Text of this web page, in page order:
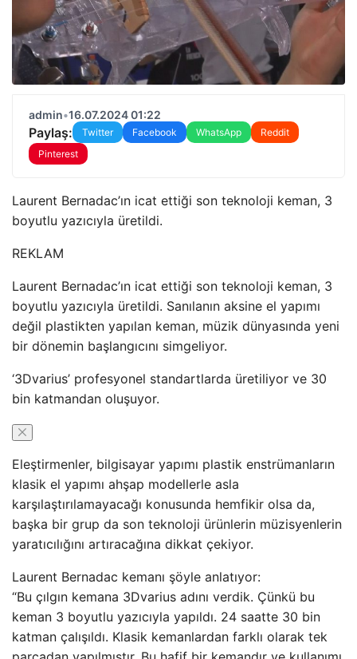
admin•16.07.2024 01:22
Paylaş: Twitter Facebook WhatsApp
Reddit
Pinterest
Laurent Bernadac’ın icat ettiği son teknoloji keman, 3
boyutlu yazıcıyla üretildi.
REKLAM
Laurent Bernadac’ın icat ettiği son teknoloji keman, 3
boyutlu yazıcıyla üretildi. Sanılanın aksine el yapımı
değil plastikten yapılan keman, müzik dünyasında yeni
bir dönemin başlangıcını simgeliyor.
‘3Dvarius’ profesyonel standartlarda üretiliyor ve 30
bin katmandan oluşuyor.
Eleştirmenler, bilgisayar yapımı plastik enstrümanların
klasik el yapımı ahşap modellerle asla
karşılaştırılamayacağı konusunda hemfikir olsa da,
başka bir grup da son teknoloji ürünlerin müzisyenlerin
yaratıcılığını artıracağına dikkat çekiyor.
Laurent Bernadac kemanı şöyle anlatıyor:
“Bu çılgın kemana 3Dvarius adını verdik. Çünkü bu
keman 3 boyutlu yazıcıyla yapıldı. 24 saatte 30 bin
katman çalışıldı. Klasik kemanlardan farklı olarak tek